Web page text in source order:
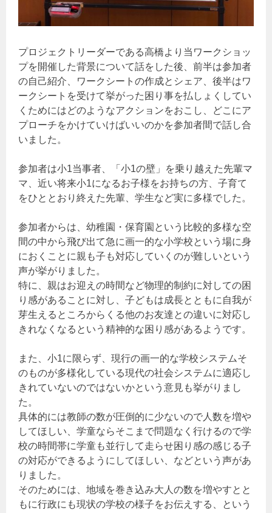
プロジェクトリーダーである高橋より当ワークショッ
プを開催した背景について話をした後、前半は参加者
の自己紹介、ワークシートの作成とシェア、後半はワ
ークシートを受けて挙がった困り事を払しょくしてい
くためにはどのようなアクションをおこし、どこにア
プローチをかけていけばいいのかを参加者間で話し合
いました。
参加者は小1当事者、「小1の壁」を乗り越えた先輩マ
マ、近い将来小1になるお子様をお持ちの方、子育て
をひととおり終えた先輩、学生など実に多様でした。
参加者からは、幼稚園・保育園という比較的多様な空
間の中から飛び出て急に画一的な小学校という場に身
におくことに親も子も対応していくのが難しいという
声が挙がりました。
特に、親はお迎えの時間など物理的制約に対しての困
り感があることに対し、子どもは成長とともに自我が
芽生えるところからくる他のお友達との違いに対応し
きれなくなるという精神的な困り感があるようです。
また、小1に限らず、現行の画一的な学校システムそ
のものが多様化している現代の社会システムに適応し
きれていないのではないかという意見も挙がりまし
た。
具体的には教師の数が圧倒的に少ないので人数を増や
してほしい、学童ならそこまで問題なく行けるので学
校の時間帯に学童も並行して走らせ困り感の感じる子
の対応ができるようにしてほしい、などという声があ
りました。
そのためには、地域を巻き込み大人の数を増やすとと
もに行政にも現状の学校の様子をお伝えする、という